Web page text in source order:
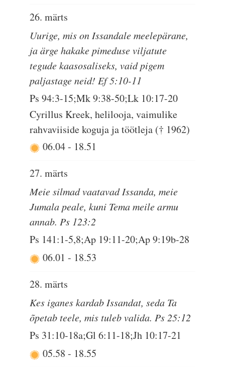
26. märts
Uurige, mis on Issandale meelepärane,
ja ärge hakake pimeduse viljatute
tegude kaasosaliseks, vaid pigem
paljastage neid! Ef 5:10-11
Ps 94:3-15;Mk 9:38-50;Lk 10:17-20
Cyrillus Kreek, helilooja, vaimulike
rahvaviiside koguja ja töötleja († 1962)
06.04- 18.51
27. märts
Meie silmad vaatavad Issanda, meie
Jumala peale, kuni Tema meile armu
annab. Ps 123:2
Ps 141:1-5,8;Ap 19:11-20;Ap 9:19b-28
06.01- 18.53
28. märts
Kes iganes kardab Issandat, seda Ta
õpetab teele, mis tuleb valida. Ps 25:12
Ps 31:10-18a;Gl 6:11-18;Jh 10:17-21
05.58- 18.55